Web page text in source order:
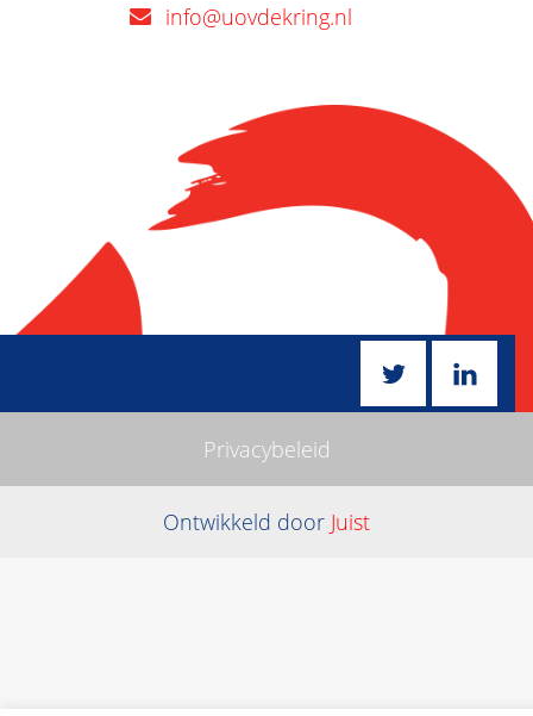
info@uovdekring.nl
Privacybeleid
Ontwikkeld door Juist